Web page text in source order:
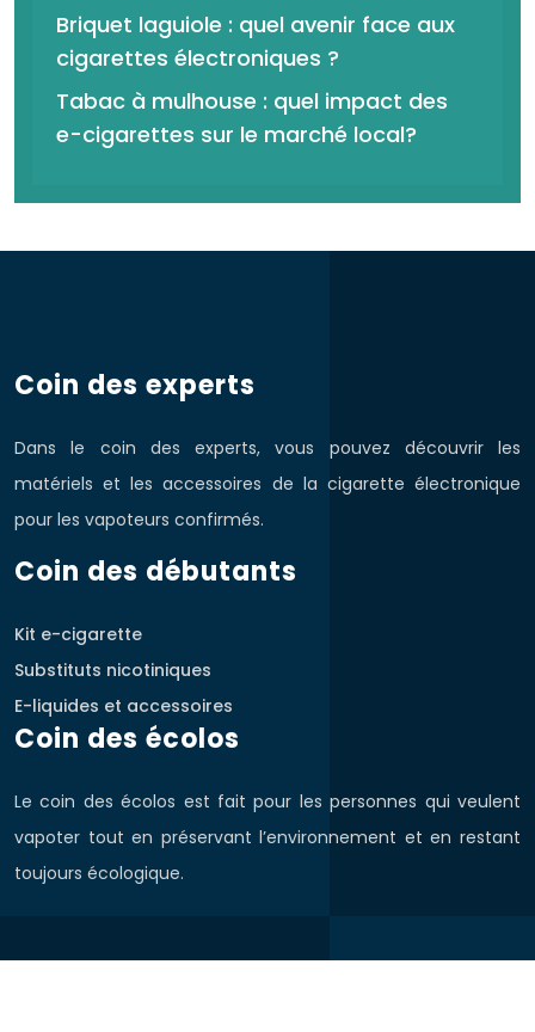
Briquet laguiole : quel avenir face aux
cigarettes électroniques ?
Tabac à mulhouse : quel impact des
e-cigarettes sur le marché local?
Coin des experts
Dans le coin des experts, vous pouvez découvrir les
matériels et les accessoires de la cigarette électronique
pour les vapoteurs confirmés.
Coin des débutants
Kit e-cigarette
Substituts nicotiniques
E-liquides et accessoires
Coin des écolos
Le coin des écolos est fait pour les personnes qui veulent
vapoter tout en préservant l’environnement et en restant
toujours écologique.